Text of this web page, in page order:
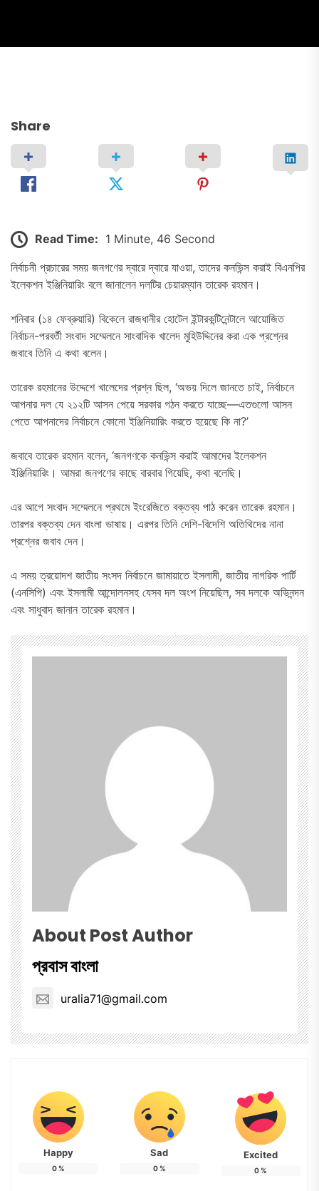
Share
Read Time: 1 Minute, 46 Second
নির্বাচনী প্রচারের সময় জনগণের দ্বারে দ্বারে যাওয়া, তাদের কনভিন্স করাই বিএনপির
ইলেকশন ইঞ্জিনিয়ারিং বলে জানালেন দলটির চেয়ারম্যান তারেক রহমান।
শনিবার (১৪ ফেব্রুয়ারি) বিকেলে রাজধানীর হোটেল ইন্টারকন্টিনেন্টালে আয়োজিত
নির্বাচন-পরবর্তী সংবাদ সম্মেলনে সাংবাদিক খালেদ মুহিউদ্দিনের করা এক প্রশ্নের
জবাবে তিনি এ কথা বলেন।
তারেক রহমানের উদ্দেশে খালেদের প্রশ্ন ছিল, ‘অভয় দিলে জানতে চাই, নির্বাচনে
আপনার দল যে ২১২টি আসন পেয়ে সরকার গঠন করতে যাচ্ছে—এতগুলো আসন
পেতে আপনাদের নির্বাচনে কোনো ইঞ্জিনিয়ারিং করতে হয়েছে কি না?’
জবাবে তারেক রহমান বলেন, ‘জনগণকে কনভিন্স করাই আমাদের ইলেকশন
ইঞ্জিনিয়ারিং। আমরা জনগণের কাছে বারবার গিয়েছি, কথা বলেছি।
এর আগে সংবাদ সম্মেলনে প্রথমে ইংরেজিতে বক্তব্য পাঠ করেন তারেক রহমান।
তারপর বক্তব্য দেন বাংলা ভাষায়। এরপর তিনি দেশি-বিদেশি অতিথিদের নানা
প্রশ্নের জবাব দেন।
এ সময় ত্রয়োদশ জাতীয় সংসদ নির্বাচনে জামায়াতে ইসলামী, জাতীয় নাগরিক পার্টি
(এনসিপি) এবং ইসলামী আন্দোলনসহ যেসব দল অংশ নিয়েছিল, সব দলকে অভিনন্দন
এবং সাধুবাদ জানান তারেক রহমান।
About Post Author
প্রবাস বাংলা
uralia71@gmail.com
Happy
0%
Sad
0%
Excited
0%